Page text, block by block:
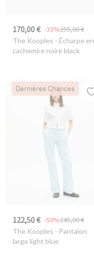
170,00 € 255,00 €
-33%
The Kooples - Écharpe en
cachemire noire black
Dernières Chances
122,50 € 245,00 €
-50%
The Kooples - Pantalon
large light blue